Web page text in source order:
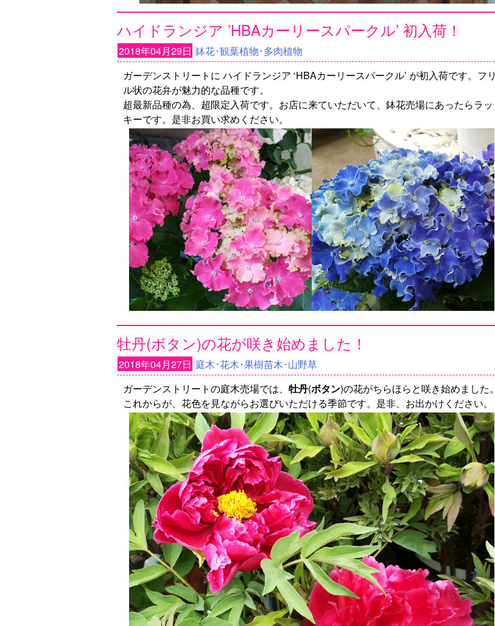
ハイドランジア ’HBAカーリースパークル’ 初入荷！
2018年04月29日 鉢花･観葉植物･多肉植物
ガーデンストリートに ハイドランジア ‘HBAカーリースパークル’ が初入荷です。フリ
ル状の花弁が魅力的な品種です。
超最新品種の為、超限定入荷です。お店に来ていただいて、鉢花売場にあったらラッ
キーです。是非お買い求めください。
牡丹(ボタン)の花が咲き始めました！
2018年04月27日 庭木･花木･果樹苗木･山野草
ガーデンストリートの庭木売場では、 牡丹(ボタン)の花がちらほらと咲き始めました。
これからが、花色を見ながらお選びいただける季節です。是非、お出かけください。